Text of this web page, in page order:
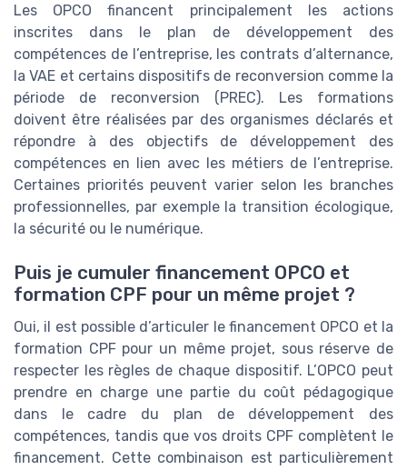
Les OPCO financent principalement les actions
inscrites dans le plan de développement des
compétences de l’entreprise, les contrats d’alternance,
la VAE et certains dispositifs de reconversion comme la
période de reconversion (PREC). Les formations
doivent être réalisées par des organismes déclarés et
répondre à des objectifs de développement des
compétences en lien avec les métiers de l’entreprise.
Certaines priorités peuvent varier selon les branches
professionnelles, par exemple la transition écologique,
la sécurité ou le numérique.
Puis je cumuler financement OPCO et
formation CPF pour un même projet ?
Oui, il est possible d’articuler le financement OPCO et la
formation CPF pour un même projet, sous réserve de
respecter les règles de chaque dispositif. L’OPCO peut
prendre en charge une partie du coût pédagogique
dans le cadre du plan de développement des
compétences, tandis que vos droits CPF complètent le
financement. Cette combinaison est particulièrement